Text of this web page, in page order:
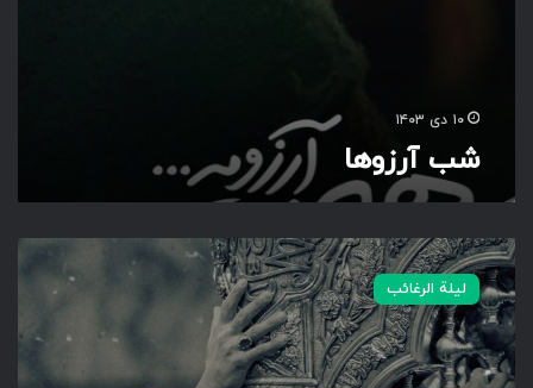
۱۰ دی ۱۴۰۳
شب آرزوها
ش
ب‌
آ
ر
ز
و
لیلة الرغائب